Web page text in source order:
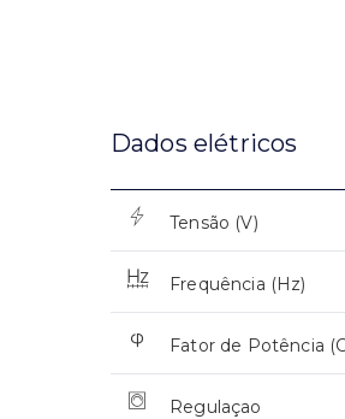
Dados elétricos
Tensão (V)
Frequência (Hz)
Fator de Potência
Regulaçao